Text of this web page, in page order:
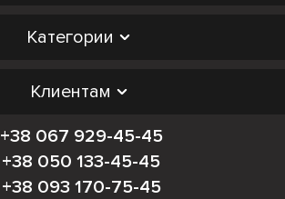
Категории
Клиентам
+38 067 929-45-45
+38 050 133-45-45
+38 093 170-75-45